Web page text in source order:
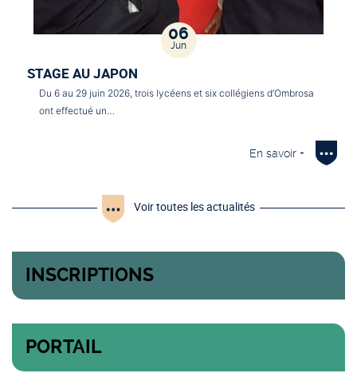
06
Jun
STAGE AU JAPON
Du 6 au 29 juin 2026, trois lycéens et six collégiens d’Ombrosa
ont effectué un…
En savoir +
Voir toutes les actualités
INSCRIPTIONS
PORTAIL